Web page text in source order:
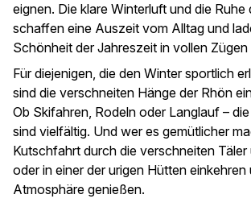
eignen. Die klare Winterluft und die Ruhe
schaffen eine Auszeit vom Alltag und
Schönheit der Jahreszeit in vollen
Für diejenigen, die den Winter sportlich
sind die verschneiten Hänge der Rhön
Ob Skifahren, Rodeln oder Langlauf –
sind vielfältig. Und wer es gemütlicher
Kutschfahrt durch die verschneiten Täler
oder in einer der urigen Hütten einkehren
Atmosphäre genießen.